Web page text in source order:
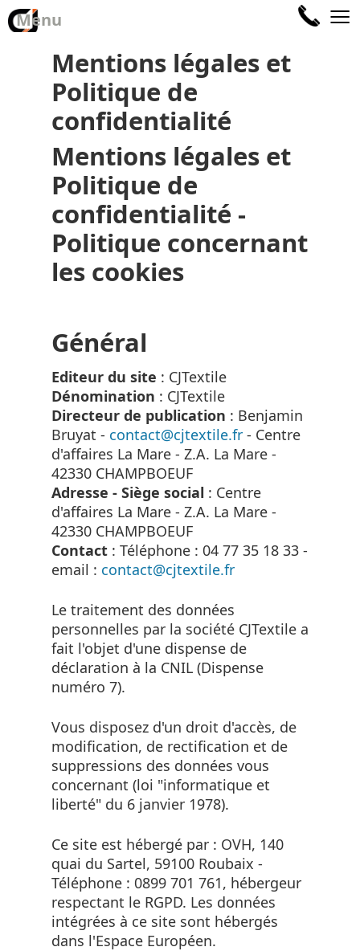
Mentions légales et
Politique de
confidentialité
Mentions légales et
Politique de
confidentialité -
Politique concernant
les cookies
Général
Editeur du site : CJTextile
Dénomination : CJTextile
Directeur de publication : Benjamin
Bruyat - contact@cjtextile.fr - Centre
d'affaires La Mare - Z.A. La Mare -
42330 CHAMPBOEUF
Adresse - Siège social : Centre
d'affaires La Mare - Z.A. La Mare -
42330 CHAMPBOEUF
Contact : Téléphone : 04 77 35 18 33 -
email : contact@cjtextile.fr
Le traitement des données
personnelles par la société CJTextile a
fait l'objet d'une dispense de
déclaration à la CNIL (Dispense
numéro 7).
Vous disposez d'un droit d'accès, de
modification, de rectification et de
suppressions des données vous
concernant (loi "informatique et
liberté" du 6 janvier 1978).
Ce site est hébergé par : OVH, 140
quai du Sartel, 59100 Roubaix -
Téléphone : 0899 701 761, hébergeur
respectant le RGPD. Les données
intégrées à ce site sont hébergés
dans l'Espace Européen.
Menu ≡